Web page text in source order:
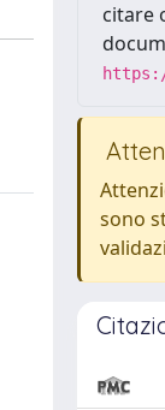
citare
sono